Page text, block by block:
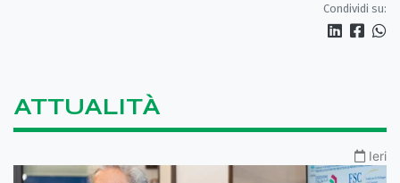
Condividi su:
ATTUALITÀ
Ieri